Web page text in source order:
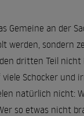
Gemeine an der
werden, sondern
dritten Teil
Schocker und
natürlich nicht:
so etwas nicht